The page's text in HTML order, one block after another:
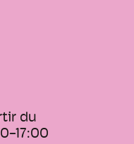
du
17:00